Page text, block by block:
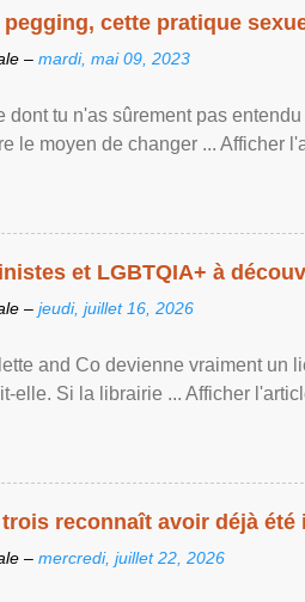
cette pratique
– mardi, mai 09, 2023
dont tu n'as sûrement pas
le moyen de changer ... Afficher
et LGBTQIA+ à
– jeudi, juillet 16, 2026
and Co devienne vraiment un
elle. Si la librairie ... Afficher
reconnaît avoir déjà
– mercredi, juillet 22, 2026